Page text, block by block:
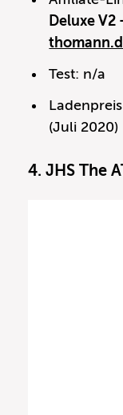
Deluxe V2
Test: n/a
(Juli 2020)
4. JHS The